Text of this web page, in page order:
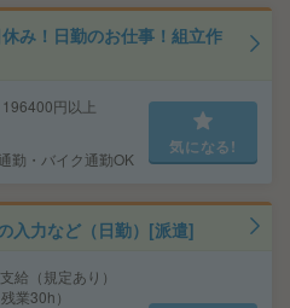
み！日勤のお仕事！組立作
円以上
勤・バイク通勤OK
気になる!
入力など（日勤）[派遣]
給（規定あり）
業30h）